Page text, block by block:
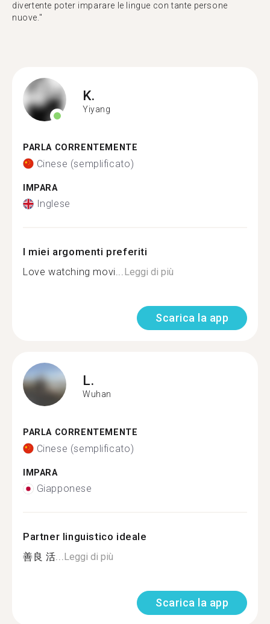
divertente poter imparare le lingue con tante persone
nuove."
K.
Yiyang
PARLA CORRENTEMENTE
Cinese (semplificato)
IMPARA
Inglese
I miei argomenti preferiti
Love watching movi...Leggi di più
Scarica la app
L.
Wuhan
PARLA CORRENTEMENTE
Cinese (semplificato)
IMPARA
Giapponese
Partner linguistico ideale
善良 活...Leggi di più
Scarica la app